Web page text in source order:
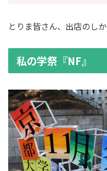
とりま皆さん、出店のし
私の学祭『NF』